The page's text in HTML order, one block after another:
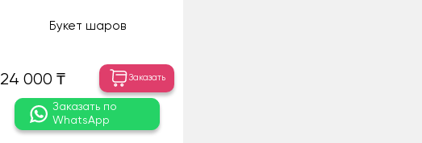
Букет шаров
24 000 ₸ Заказать
Заказать по
WhatsApp